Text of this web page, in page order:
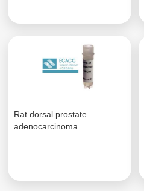
Rat dorsal prostate
adenocarcinoma